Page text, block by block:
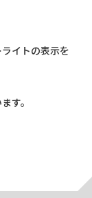
イトの表示を
す。